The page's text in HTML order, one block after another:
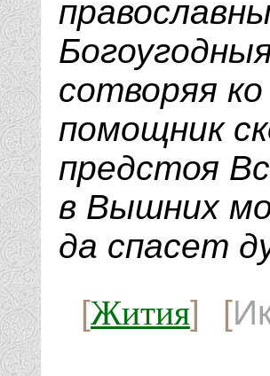
сотворяя
помощник
предстоя
в Вышних
да спасет
[Жития] [